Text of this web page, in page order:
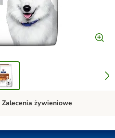
Zalecenia żywieniowe